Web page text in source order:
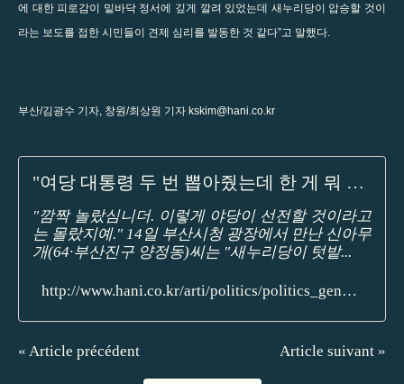
에 대한 피로감이 밑바닥 정서에 깊게 깔려 있었는데 새누리당이 압승할 것이
라는 보도를 접한 시민들이 견제 심리를 발동한 것 같다”고 말했다.
부산/김광수 기자, 창원/최상원 기자 kskim@hani.co.kr
"여당 대통령 두 번 뽑아줬는데 한 게 뭐 있나...변화를 택했다"
"깜짝 놀랐심니더. 이렇게 야당이 선전할 것이라고
는 몰랐지예." 14일 부산시청 광장에서 만난 신아무
개(64·부산진구 양정동)씨는 "새누리당이 텃밭...
http://www.hani.co.kr/arti/politics/politics_general/739776.html
« Article précédent Article suivant »